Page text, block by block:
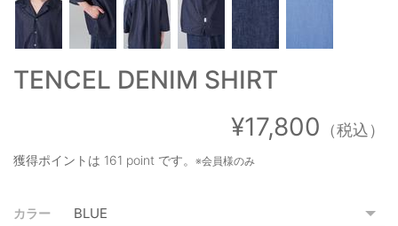
新規会員登録
お問い合わせ
TENCEL DENIM SHIRT
¥17,800 （税込）
獲得ポイントは 161 point です。 ※会員様のみ
カラー